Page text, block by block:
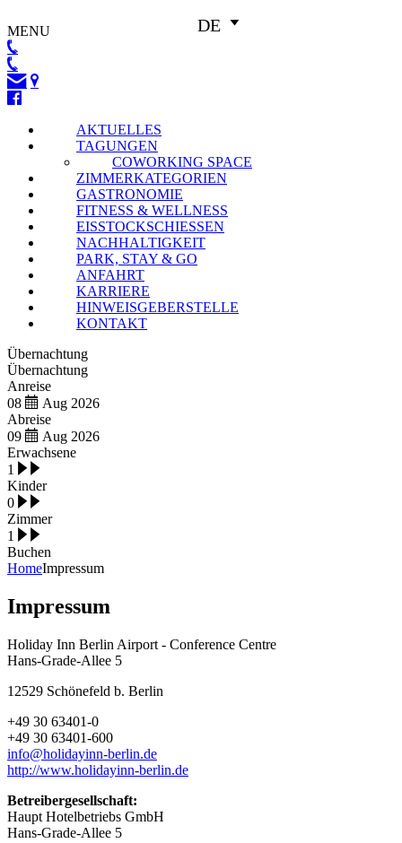
MENU DE
AKTUELLES
TAGUNGEN
COWORKING SPACE
ZIMMERKATEGORIEN
GASTRONOMIE
FITNESS & WELLNESS
EISSTOCKSCHIESSEN
NACHHALTIGKEIT
PARK, STAY & GO
ANFAHRT
KARRIERE
HINWEISGEBERSTELLE
KONTAKT
Übernachtung
Übernachtung
Anreise
08
Aug 2026
Abreise
09
Aug 2026
Erwachsene
1
Kinder
0
Zimmer
1
Buchen
HomeImpressum
Impressum
Holiday Inn Berlin Airport - Conference Centre
Hans-Grade-Allee 5
12529 Schönefeld b. Berlin
+49 30 63401-0
+49 30 63401-600
info@holidayinn-berlin.de
http://www.holidayinn-berlin.de
Betreibergesellschaft:
Haupt Hotelbetriebs GmbH
Hans-Grade-Allee 5